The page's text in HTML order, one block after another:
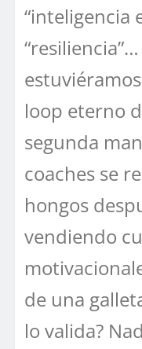
“inteligencia
loop eterno
segunda
coaches se
hongos
vendiendo
de una
lo valida?